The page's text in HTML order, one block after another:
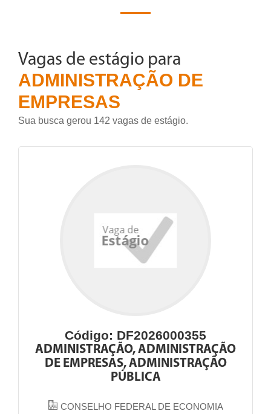
Vagas de estágio para
ADMINISTRAÇÃO DE
EMPRESAS
Sua busca gerou 142 vagas de estágio.
Código: DF2026000355
ADMINISTRAÇÃO, ADMINISTRAÇÃO
DE EMPRESAS, ADMINISTRAÇÃO
PÚBLICA
CONSELHO FEDERAL DE ECONOMIA